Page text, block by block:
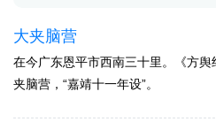
大夹脑营
在今广东恩平市西南三十里。《方
夹脑营，“嘉靖十一年设”。